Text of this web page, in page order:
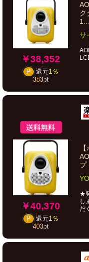
￥38,352
P 還元1％
383pt
ク
1...
サ
￥40,370
P 還元1％
403pt
プ
★
し
だ